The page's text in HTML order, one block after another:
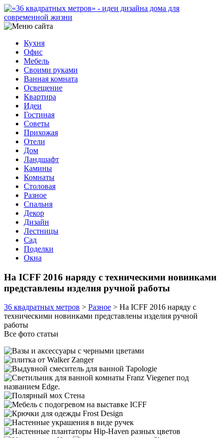
Кухня
Офис
Мебель
Своими руками
Ванная комната
Освещение
Квартира
Идеи
Гостиная
Советы
Прихожая
Отели
Дом
Ландшафт
Камины
Комнаты
Столовая
Разное
Спальня
Декор
Дизайн
Лестницы
Сад
Поделки
Окна
На ICFF 2016 наряду с техническими новинками
представлены изделия ручной работы
36 квадратных метров > Разное > На ICFF 2016 наряду с
техническими новинками представлены изделия ручной
работы
Все фото статьи